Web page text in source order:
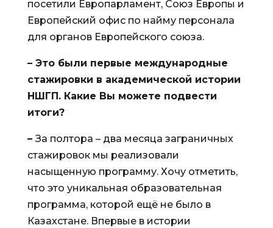
посетили Европарламент, Союз Европы и
Европейский офис по найму персонала
для органов Европейского союза.
– Это были первые международные
стажировки в академической истории
НШГП. Какие Вы можете подвести
итоги?
–За полтора – два месяца заграничных
стажировок мы реализовали
насыщенную программу. Хочу отметить,
что это уникальная образовательная
программа, которой ещё не было в
Казахстане. Впервые в истории